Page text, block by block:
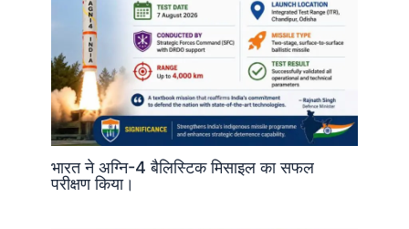
भारत ने अग्नि-4 बैलिस्टिक मिसाइल का सफल
परीक्षण किया।